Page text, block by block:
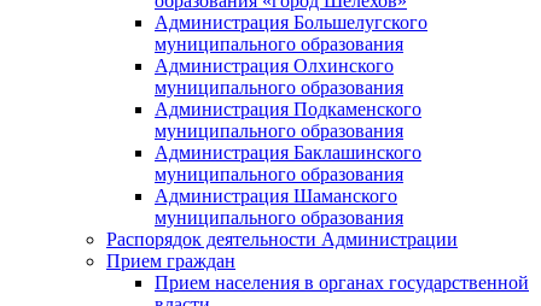
Администрация Большелугского
муниципального образования
Администрация Олхинского
муниципального образования
Администрация Подкаменского
муниципального образования
Администрация Баклашинского
муниципального образования
Администрация Шаманского
муниципального образования
Распорядок деятельности Администрации
Прием граждан
Прием населения в органах государственной